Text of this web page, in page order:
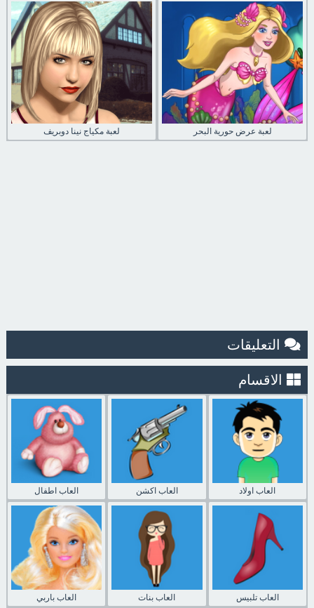
لعبة مكياج نينا دوبريف لعبة عرض حورية البحر
التعليقات
الاقسام
العاب اطفال العاب اكشن العاب اولاد
العاب باربي العاب بنات العاب تلبيس